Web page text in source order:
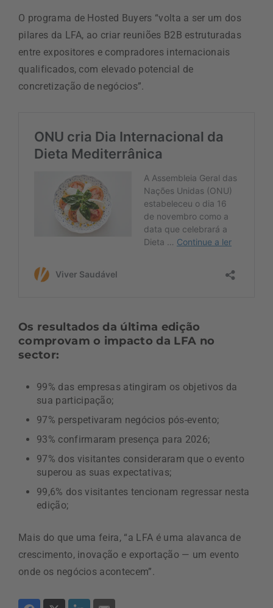
O programa de Hosted Buyers “volta a ser um dos
pilares da LFA, ao criar reuniões B2B estruturadas
entre expositores e compradores internacionais
qualificados, com elevado potencial de
concretização de negócios”.
Os resultados da última edição
comprovam o impacto da LFA no
sector:
99% das empresas atingiram os objetivos da
sua participação;
97% perspetivaram negócios pós-evento;
93% confirmaram presença para 2026;
97% dos visitantes consideraram que o evento
superou as suas expectativas;
99,6% dos visitantes tencionam regressar nesta
edição;
Mais do que uma feira, “a LFA é uma alavanca de
crescimento, inovação e exportação — um evento
onde os negócios acontecem”.